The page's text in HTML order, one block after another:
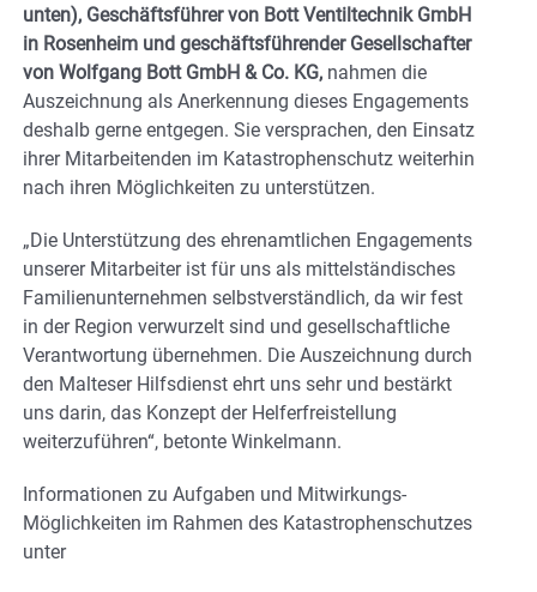
unten), Geschäftsführer von Bott Ventiltechnik GmbH
in Rosenheim und geschäftsführender Gesellschafter
von Wolfgang Bott GmbH & Co. KG, nahmen die
Auszeichnung als Anerkennung dieses Engagements
deshalb gerne entgegen. Sie versprachen, den Einsatz
ihrer Mitarbeitenden im Katastrophenschutz weiterhin
nach ihren Möglichkeiten zu unterstützen.
„Die Unterstützung des ehrenamtlichen Engagements
unserer Mitarbeiter ist für uns als mittelständisches
Familienunternehmen selbstverständlich, da wir fest
in der Region verwurzelt sind und gesellschaftliche
Verantwortung übernehmen. Die Auszeichnung durch
den Malteser Hilfsdienst ehrt uns sehr und bestärkt
uns darin, das Konzept der Helferfreistellung
weiterzuführen“, betonte Winkelmann.
Informationen zu Aufgaben und Mitwirkungs-
Möglichkeiten im Rahmen des Katastrophenschutzes
unter